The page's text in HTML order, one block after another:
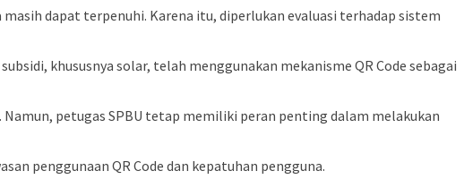
dapat terpenuhi. Karena itu, diperlukan evaluasi terhadap sistem
khususnya solar, telah menggunakan mekanisme QR Code sebagai
petugas SPBU tetap memiliki peran penting dalam melakukan
penggunaan QR Code dan kepatuhan pengguna.